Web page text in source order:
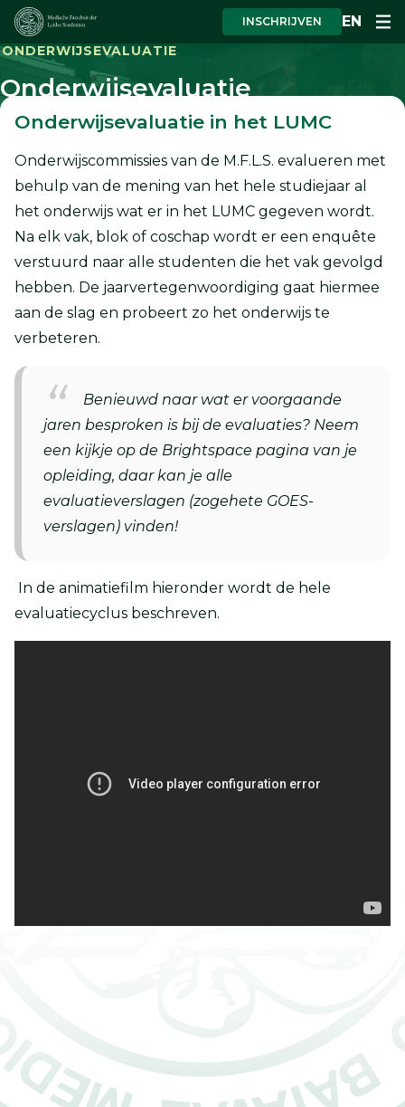
INSCHRIJVEN EN
ONDERWIJSEVALUATIE
Onderwijsevaluatie
Onderwijsevaluatie in het LUMC
Onderwijscommissies van de M.F.L.S. evalueren met
behulp van de mening van het hele studiejaar al
het onderwijs wat er in het LUMC gegeven wordt.
Na elk vak, blok of coschap wordt er een enquête
verstuurd naar alle studenten die het vak gevolgd
hebben. De jaarvertegenwoordiging gaat hiermee
aan de slag en probeert zo het onderwijs te
verbeteren.
Benieuwd naar wat er voorgaande
jaren besproken is bij de evaluaties? Neem
een kijkje op de Brightspace pagina van je
opleiding, daar kan je alle
evaluatieverslagen (zogehete GOES-
verslagen) vinden!
In de animatiefilm hieronder wordt de hele
evaluatiecyclus beschreven.